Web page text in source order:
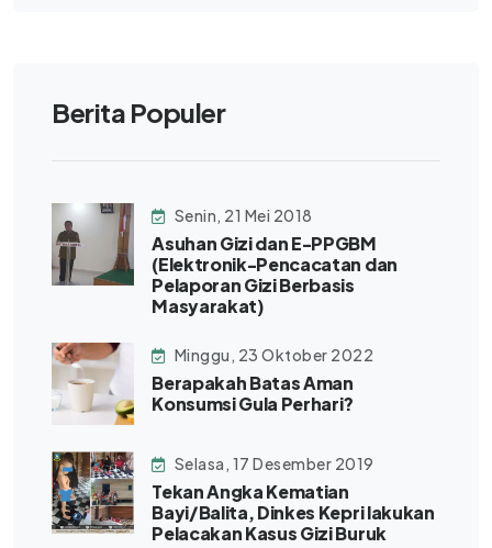
Berita Populer
Senin, 21 Mei 2018
Asuhan Gizi dan E-PPGBM
(Elektronik-Pencacatan dan
Pelaporan Gizi Berbasis
Masyarakat)
Minggu, 23 Oktober 2022
Berapakah Batas Aman
Konsumsi Gula Perhari?
Selasa, 17 Desember 2019
Tekan Angka Kematian
Bayi/Balita, Dinkes Kepri lakukan
Pelacakan Kasus Gizi Buruk